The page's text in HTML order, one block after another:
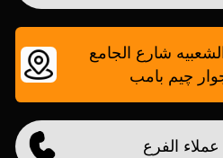
شارع الجامع
چيم بامب
الفرع